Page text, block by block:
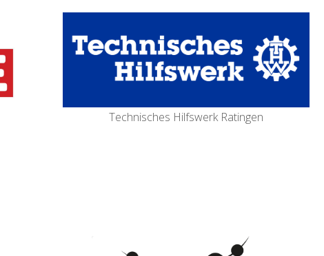
Technisches Hilfswerk Ratingen